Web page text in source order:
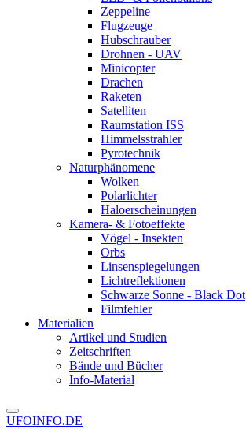
Zeppeline
Flugzeuge
Hubschrauber
Drohnen - UAV
Minicopter
Drachen
Raketen
Satelliten
Raumstation ISS
Himmelsstrahler
Pyrotechnik
Naturphänomene
Wolken
Polarlichter
Haloerscheinungen
Kamera- & Fotoeffekte
Vögel - Insekten
Orbs
Linsenspiegelungen
Lichtreflektionen
Schwarze Sonne - Black Dot
Filmfehler
Materialien
Artikel und Studien
Zeitschriften
Bände und Bücher
Info-Material
UFOINFO.DE